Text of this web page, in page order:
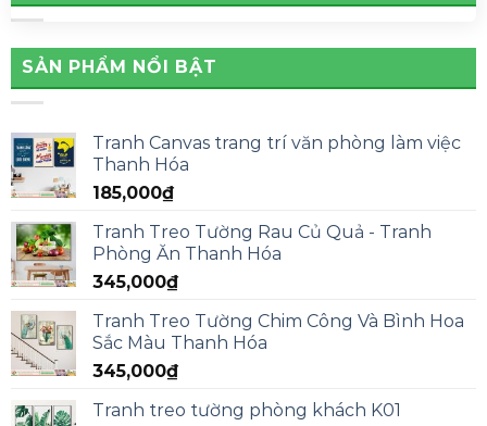
SẢN PHẨM NỔI BẬT
Tranh Canvas trang trí văn phòng làm việc
Thanh Hóa
185,000₫
Tranh Treo Tường Rau Củ Quả - Tranh
Phòng Ăn Thanh Hóa
345,000₫
Tranh Treo Tường Chim Công Và Bình Hoa
Sắc Màu Thanh Hóa
345,000₫
Tranh treo tường phòng khách K01